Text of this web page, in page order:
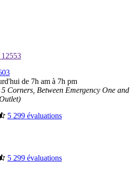
de 7h am à 7h pm
Corners, Between Emergency One and
5 299 évaluations
5 299 évaluations